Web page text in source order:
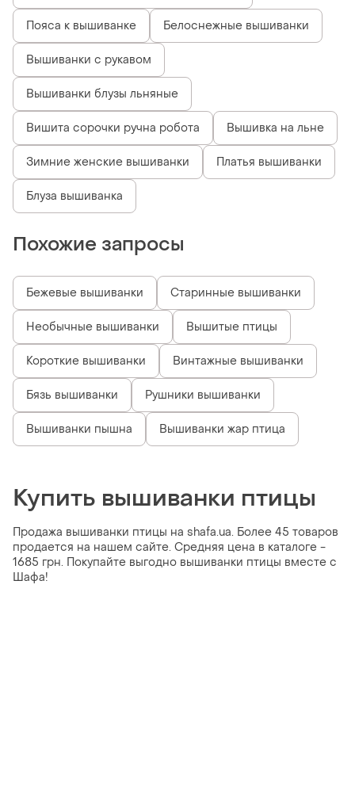
Пояса к вышиванке Белоснежные вышиванки
Вышиванки с рукавом
Вышиванки блузы льняные
Вишита сорочки ручна робота Вышивка на льне
Зимние женские вышиванки Платья вышиванки
Блуза вышиванка
Похожие запросы
Бежевые вышиванки Старинные вышиванки
Необычные вышиванки Вышитые птицы
Короткие вышиванки Винтажные вышиванки
Бязь вышиванки Рушники вышиванки
Вышиванки пышна Вышиванки жар птица
Купить вышиванки птицы
Продажа вышиванки птицы на shafa.ua. Более 45 товаров
продается на нашем сайте. Средняя цена в каталоге -
1685 грн. Покупайте выгодно вышиванки птицы вместе с
Шафа!